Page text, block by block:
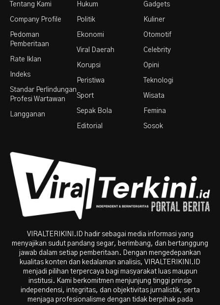
Tentang Kami
Company Profile
Pedoman
Pemberitaan
Rate Iklan
Indeks
Standar Perlindungan
Profesi Wartawan
Langganan
Hukum
Politik
Ekonomi
Viral Daerah
Korupsi
Peristiwa
Sport
Sepak Bola
Editorial
Gadgets
Kuliner
Otomotif
Celebrity
Opini
Teknologi
Wisata
Femina
Sosok
VIRALTERIKINI.ID hadir sebagai media informasi yang
menyajikan sudut pandang segar, berimbang, dan bertanggung
jawab dalam setiap pemberitaan. Dengan mengedepankan
kualitas konten dan kedalaman analisis, VIRALTERIKINI.ID
menjadi pilihan terpercaya bagi masyarakat luas maupun
institusi. Kami berkomitmen menjunjung tinggi prinsip
independensi, integritas, dan objektivitas jurnalistik, serta
menjaga profesionalisme dengan tidak berpihak pada